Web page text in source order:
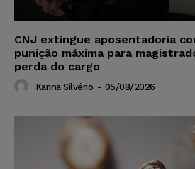
CNJ extingue aposentadoria
punição máxima para
perda do cargo
Karina Silvério - 05/08/2026